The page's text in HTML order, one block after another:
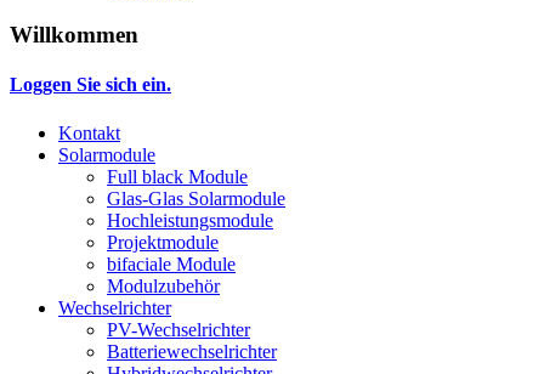
Willkommen
Loggen Sie sich ein.
Kontakt
Solarmodule
Full black Module
Glas-Glas Solarmodule
Hochleistungsmodule
Projektmodule
bifaciale Module
Modulzubehör
Wechselrichter
PV-Wechselrichter
Batteriewechselrichter